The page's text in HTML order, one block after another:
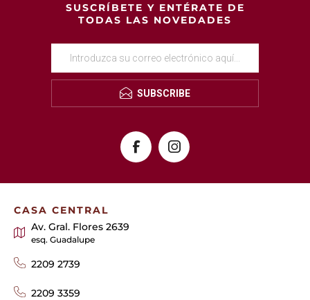
SUSCRÍBETE Y ENTÉRATE DE
TODAS LAS NOVEDADES
SUBSCRIBE
CASA CENTRAL
Av. Gral. Flores 2639
esq. Guadalupe
2209 2739
2209 3359